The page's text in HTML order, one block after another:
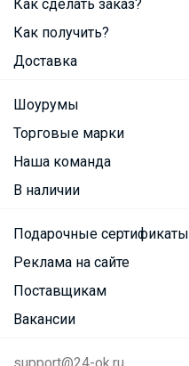
Как сделать заказ?
Как получить?
Доставка
Шоурумы
Торговые марки
Наша команда
В наличии
Подарочные сертификаты
Реклама на сайте
Поставщикам
Вакансии